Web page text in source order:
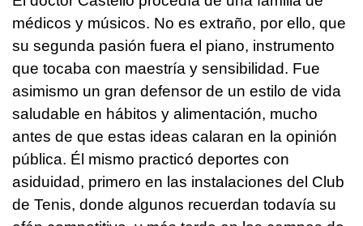
médicos y músicos. No es extraño, por ello, que
su segunda pasión fuera el piano, instrumento
que tocaba con maestría y sensibilidad. Fue
asimismo un gran defensor de un estilo de vida
saludable en hábitos y alimentación, mucho
antes de que estas ideas calaran en la opinión
pública. Él mismo practicó deportes con
asiduidad, primero en las instalaciones del Club
de Tenis, donde algunos recuerdan todavía su